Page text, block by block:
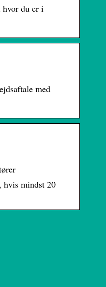
hvor du er i
med
hvis mindst 20